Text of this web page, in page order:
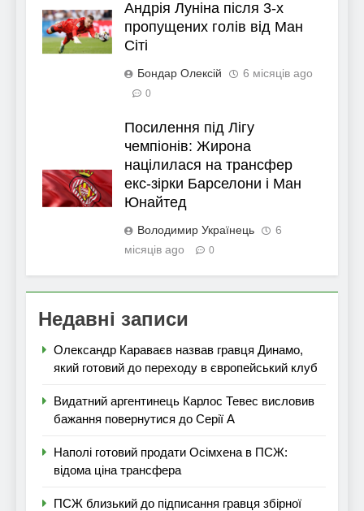
Андрія Луніна після 3-х
пропущених голів від Ман
Сіті
Бондар Олексій 6 місяців ago
0
Посилення під Лігу
чемпіонів: Жирона
націлилася на трансфер
екс-зірки Барселони і Ман
Юнайтед
Володимир Українець
6
місяців ago
0
Недавні записи
Олександр Караваєв назвав гравця Динамо,
який готовий до переходу в європейський клуб
Видатний аргентинець Карлос Тевес висловив
бажання повернутися до Серії А
Наполі готовий продати Осімхена в ПСЖ:
відома ціна трансфера
ПСЖ близький до підписання гравця збірної